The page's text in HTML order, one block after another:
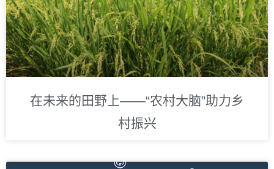
在未来的田野上——“农村大脑”助力乡
村振兴